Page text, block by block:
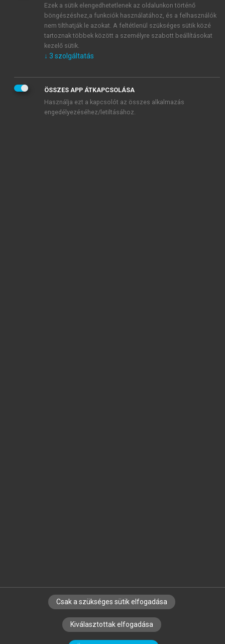
veszem és elfogadom.
Általános vásárlási feltételeket, valamint a szotar.netés a
mersz.huoldalak licencszerződéseiben foglaltakat
tudomásul veszem és elfogadom.
KIPRÓBÁLOM
SZERZŐKNEK CÉGEKNEK KÖNYVTÁROSOKNAK
SZERKESZTÉSI ÉS LEKTORÁLÁSI ALAPELVEK
Ezek a sütik elengedhetetlenek az oldalunkon történő
böngészéshez,a funkciók használatához, és a felhasználók
nem tilthatják le azokat. A feltétlenül szükséges sütik közé
tartoznak többek között a személyre szabott beállításokat
kezelő sütik.
↓ 3 szolgáltatás
ÖSSZES APP ÁTKAPCSOLÁSA
Használja ezt a kapcsolót az összes alkalmazás
engedélyezéséhez/letiltásához.
Csak a szükséges sütik elfogadása
Kiválasztottak elfogadása